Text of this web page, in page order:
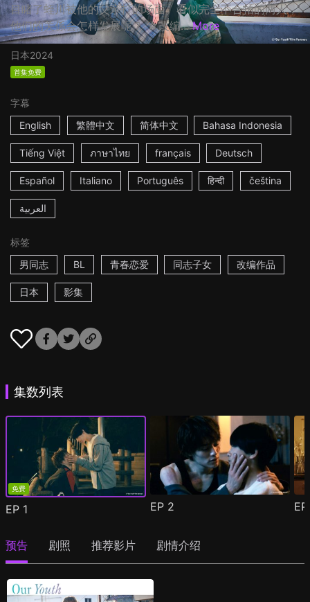
目睹了蛭川被他的父亲打的场面。看似完全不合拍的两人，
他们的关係会怎样发展呢？ ☆改编... More
日本2024
首集免费
字幕
English
繁體中文 简体中文 Bahasa Indonesia
Tiếng Việt ภาษาไทย français Deutsch
Español Italiano Português हिन्दी čeština
العربية
标签
男同志
BL 青春恋爱 同志子女 改编作品
日本 影集
集数列表
免费
EP 1 EP 2
预告 剧照 推荐影片 剧情介绍